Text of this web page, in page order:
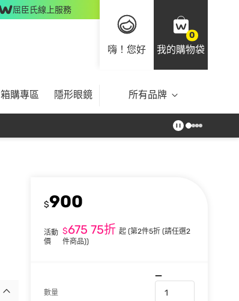
屈臣氏線上服務
嗨！您好
0
我的購物袋
箱購專區 隱形眼鏡 所有品牌
$900
活動
價
$675 75折 起 (第2件5折 (請任選2
件商品))
數量